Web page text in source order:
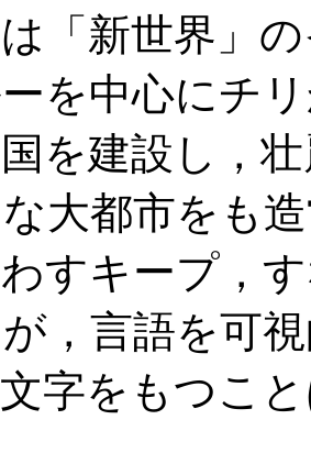
「新世界」
を中心にチ
を建設し，
大都市をも
すキープ，
，言語を可
字をもつこ